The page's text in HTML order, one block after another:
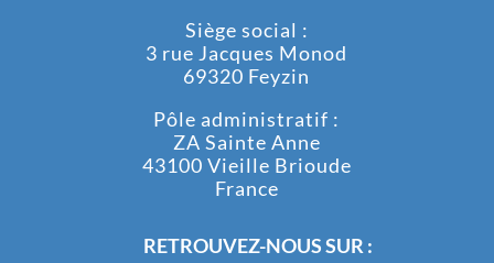
Siège social :
3 rue Jacques Monod
69320 Feyzin
Pôle administratif :
ZA Sainte Anne
43100 Vieille Brioude
France
RETROUVEZ-NOUS SUR :